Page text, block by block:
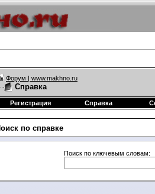
Форум | www.makhno.ru
Справка
Регистрация Справка
по справке
Поиск по ключевым словам: